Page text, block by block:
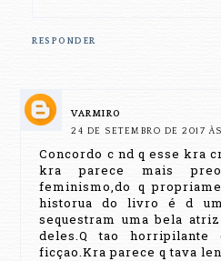
RESPONDER
VARMIRO
24 DE SETEMBRO DE 2017
Concordo c nd q esse kra
kra parece mais
feminismo,do q
historua do livro é d
sequestram uma bela
deles.Q tao
ficçao.Kra parece q tava